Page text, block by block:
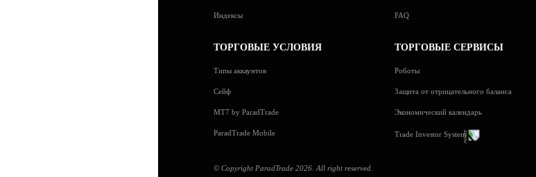
Индексы FAQ
ТОРГОВЫЕ УСЛОВИЯ
Типы аккаунтов
Сейф
MT7 by ParadTrade
ParadTrade Mobile
ТОРГОВЫЕ СЕРВИСЫ
Роботы
Защита от отрицательного баланса
Экономический календарь
Trade Investor System
© Copyright ParadTrade 2026. All right reserved.